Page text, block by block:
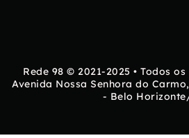
Rede 98 © 2021-2025 • Todos
Avenida Nossa Senhora do
- Belo